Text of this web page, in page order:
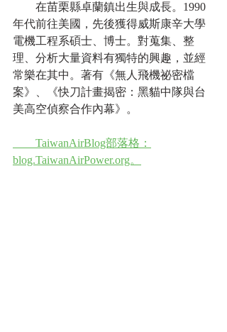
在苗栗縣卓蘭鎮出生與成長。1990
年代前往美國，先後獲得威斯康辛大學
電機工程系碩士、博士。對蒐集、整
理、分析大量資料有獨特的興趣，並經
常樂在其中。著有《無人飛機祕密檔
案》、《快刀計畫揭密：黑貓中隊與台
美高空偵察合作內幕》。
TaiwanAirBlog部落格：
blog.TaiwanAirPower.org。